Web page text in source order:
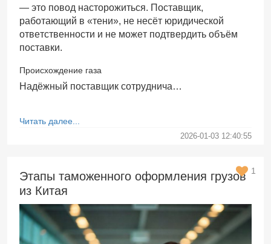
— это повод насторожиться. Поставщик,
работающий в «тени», не несёт юридической
ответственности и не может подтвердить объём
поставки.
Происхождение газа
Надёжный поставщик сотруднича…
Читать далее...
2026-01-03 12:40:55
Этапы таможенного оформления грузов
из Китая
1